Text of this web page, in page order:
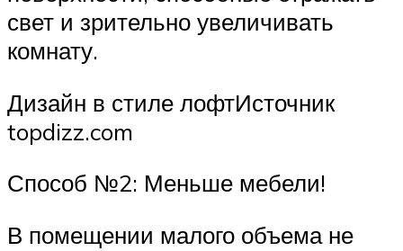
свет и зрительно увеличивать
комнату.
Дизайн в стиле лофтИсточник
topdizz.com
Способ №2: Меньше мебели!
В помещении малого объема не